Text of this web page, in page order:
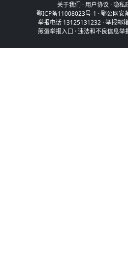
关于我们 ·用户协议 · 隐私
鄂ICP备11008023号-1 ·鄂公网安
举报电话 13125131232 · 举报邮
煎蛋举报入口 ·违法和不良信息举